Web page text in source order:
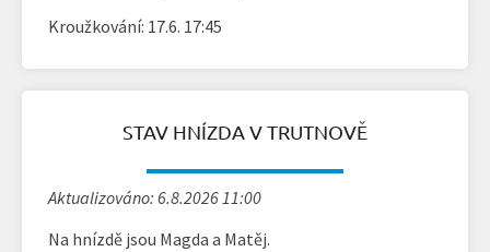
Kroužkování: 17.6. 17:45
STAV HNÍZDA V TRUTNOVĚ
Aktualizováno: 6.8.2026 11:00
Na hnízdě jsou Magda a Matěj.